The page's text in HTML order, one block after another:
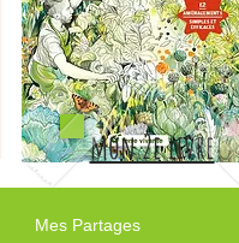
mon 2e livre
Mes Partages